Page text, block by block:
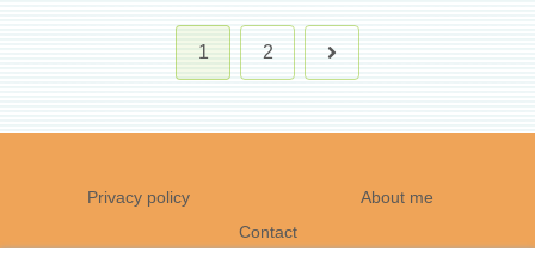
1 2 次
Privacy policy
About me
Contact